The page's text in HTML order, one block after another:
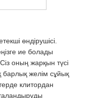
өндірушісі.
ие болады
оның жарқын түсі
барлық желім сұйық
клитордан